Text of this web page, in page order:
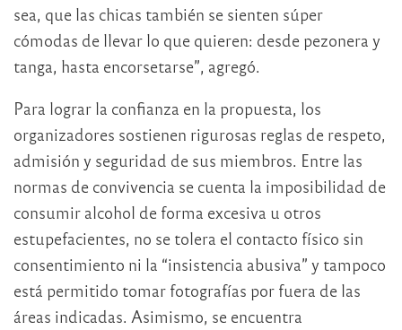
sea, que las chicas también se sienten súper
cómodas de llevar lo que quieren: desde pezonera y
tanga, hasta encorsetarse”, agregó.
Para lograr la confianza en la propuesta, los
organizadores sostienen rigurosas reglas de respeto,
admisión y seguridad de sus miembros. Entre las
normas de convivencia se cuenta la imposibilidad de
consumir alcohol de forma excesiva u otros
estupefacientes, no se tolera el contacto físico sin
consentimiento ni la “insistencia abusiva” y tampoco
está permitido tomar fotografías por fuera de las
áreas indicadas. Asimismo, se encuentra